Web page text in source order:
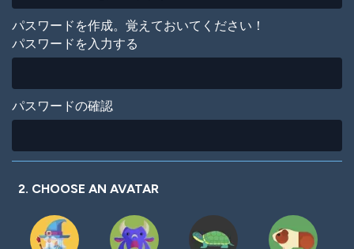
パスワードを作成。覚えておいてください！
パスワードを入力する
パスワードの確認
2. CHOOSE AN AVATAR